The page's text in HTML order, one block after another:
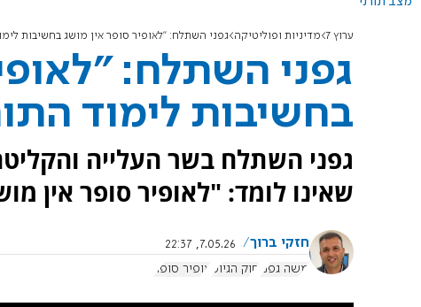
ערוץ 7 מדיניות ופוליטיקה גפני השתלח: "לאופיר סופר אין מושג בחשיבות
גפני השתלח:
בחשיבות לימוד
גפני השתלח בשר העלייה
שאינו לומד: "לאופיר סופר אין
חזקי ברוך
7.05.26, 22:37
משה גפני חוק הגיוס אופיר סופר